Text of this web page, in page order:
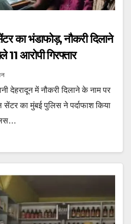
का भंडाफोड़, नौकरी दिलाने
11 आरोपी गिरफ्तार
देहरादून में नौकरी दिलाने के नाम पर
का मुंबई पुलिस ने पर्दाफाश किया